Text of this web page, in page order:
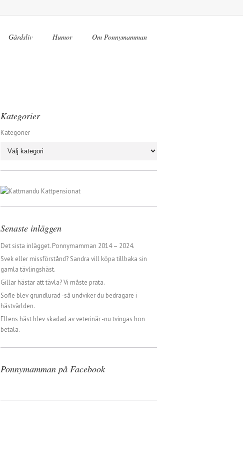
Gårdsliv Humor Om Ponnymamman
Kategorier
Kategorier
Senaste inläggen
Det sista inlägget. Ponnymamman 2014 – 2024.
Svek eller missförstånd? Sandra vill köpa tillbaka sin
gamla tävlingshäst.
Gillar hästar att tävla? Vi måste prata.
Sofie blev grundlurad -så undviker du bedragare i
hästvärlden.
Ellens häst blev skadad av veterinär -nu tvingas hon
betala.
Ponnymamman på Facebook